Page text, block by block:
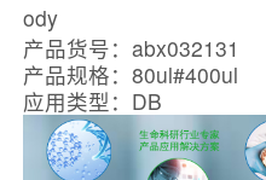
ody
产品货号：abx032131
产品规格：80ul#400ul
应用类型：DB